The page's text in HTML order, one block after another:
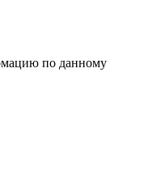
по данному